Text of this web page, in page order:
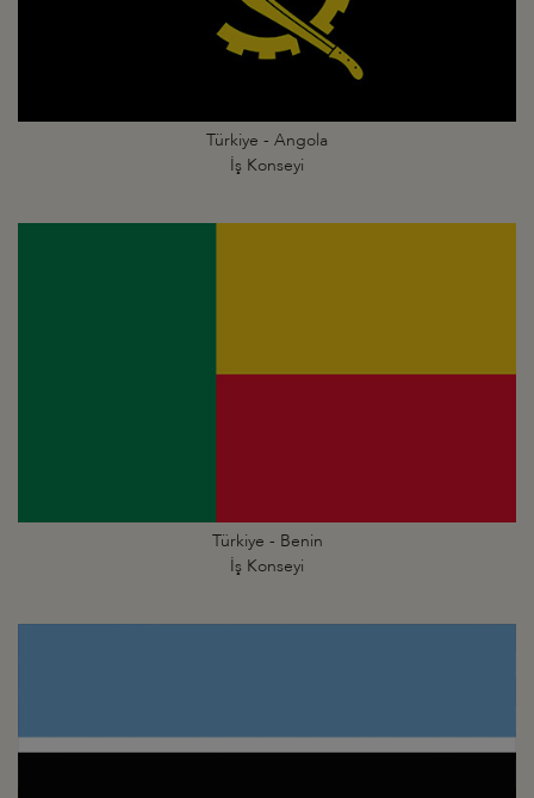
Türkiye - Angola
İş Konseyi
Türkiye - Benin
İş Konseyi